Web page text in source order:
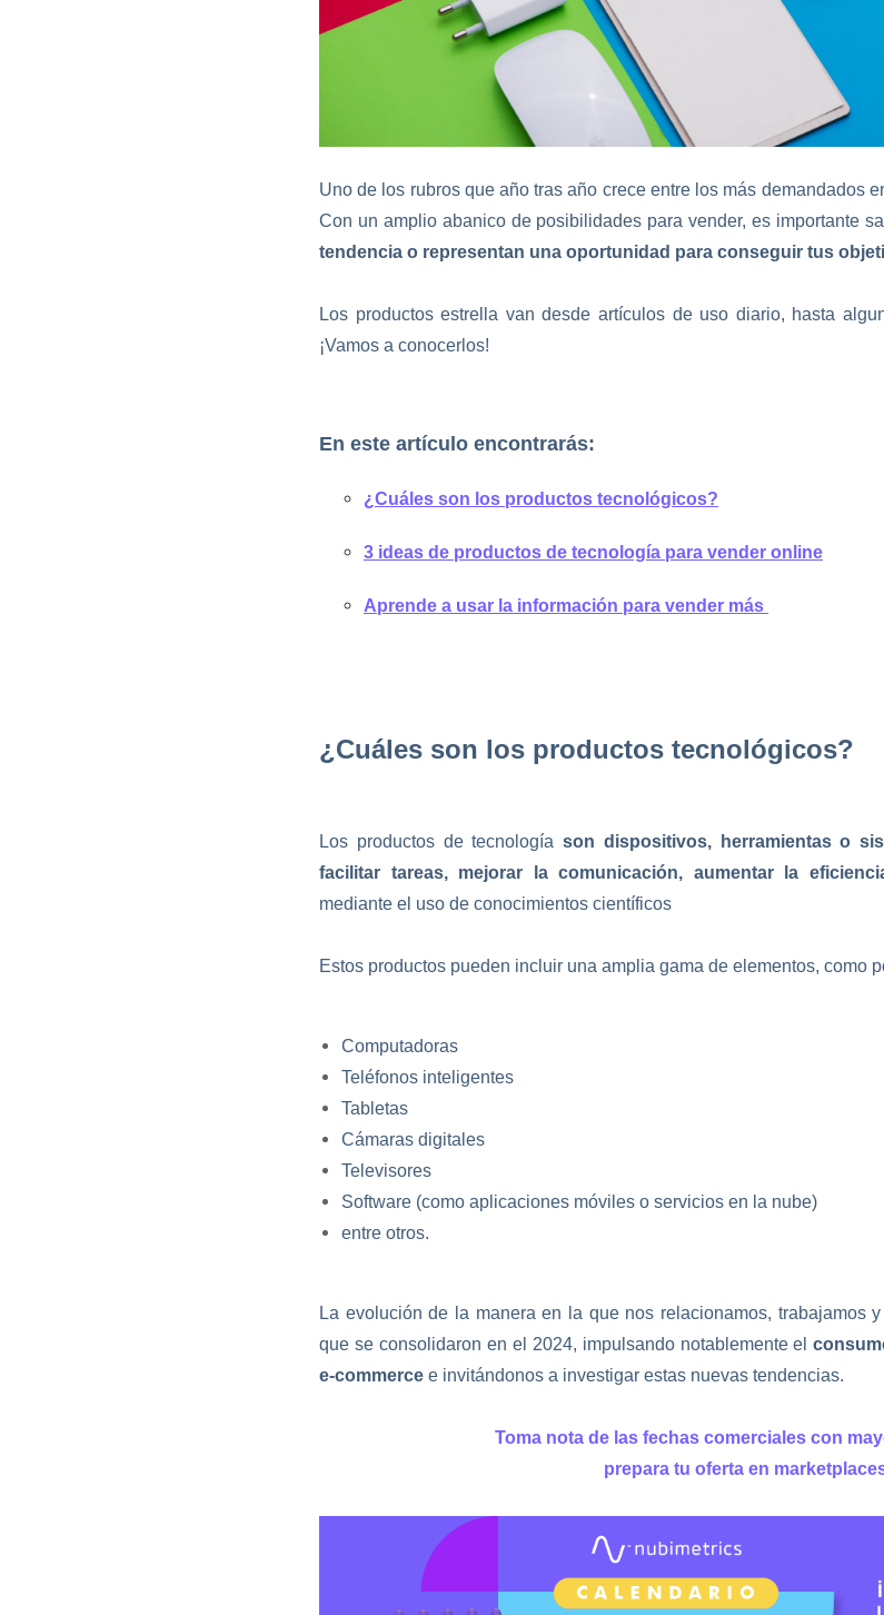
Uno de los rubros que año tras año crece entre los más demandados
Con un amplio abanico de posibilidades para vender, es importante
tendencia o representan una oportunidad para conseguir tus
Los productos estrella van desde artículos de uso diario, hasta
¡Vamos a conocerlos!
En este artículo encontrarás:
¿Cuáles son los productos tecnológicos?
3 ideas de productos de tecnología para vender online
Aprende a usar la información para vender más
¿Cuáles son los productos tecnológicos?
Los productos de tecnología son dispositivos, herramientas o
facilitar tareas, mejorar la comunicación, aumentar la
mediante el uso de conocimientos científicos
Estos productos pueden incluir una amplia gama de elementos, como
Computadoras
Teléfonos inteligentes
Tabletas
Cámaras digitales
Televisores
Software (como aplicaciones móviles o servicios en la nube)
entre otros.
La evolución de la manera en la que nos relacionamos, trabajamos
que se consolidaron en el 2024, impulsando notablemente el
e-commerce e invitándonos a investigar estas nuevas tendencias.
Toma nota de las fechas comerciales con
prepara tu oferta en